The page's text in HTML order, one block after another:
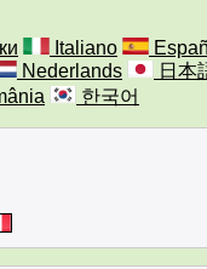
Italiano
Nederlands
日本
한국어